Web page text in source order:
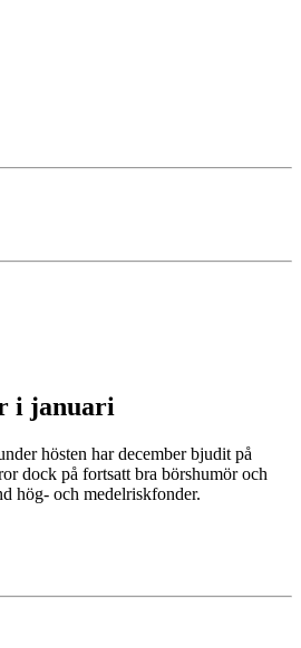
i januari
hösten har december bjudit på
dock på fortsatt bra börshumör och
hög- och medelriskfonder.